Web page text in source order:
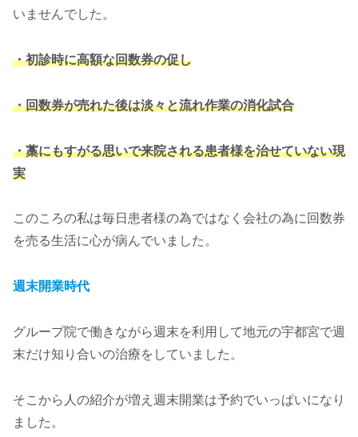
いませんでした。
・初診時に高額な回数券の促し
・回数券が売れた後は淡々と流れ作業の消化試合
・藁にもすがる思いで来院される患者様を治せていない現
実
このころの私は毎日患者様の為ではなく会社の為に回数券
を売る生活に心が病んでいました。
週末開業時代
グループ院で働きながら週末を利用して地元の宇都宮で週
末だけ知り合いの治療をしていました。
そこから人の紹介が増え週末開業は予約でいっぱいになり
ました。